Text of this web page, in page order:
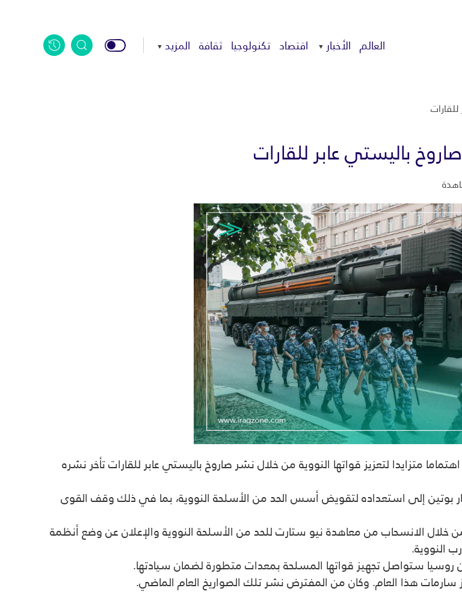
العالم الأخبار اقتصاد تكنولوجيا ثقافة المزيد
باليستي عابر للقارات
متزايدا لتعزيز قواتها النووية من خلال نشر صاروخ باليستي عابر للقارات تأخر نشره
بوتين إلى استعداده لتقويض أسس الحد من الأسلحة النووية، بما في ذلك وقف القوى
خلال الانسحاب من معاهدة نيو ستارت للحد من الأسلحة النووية والإعلان عن وضع أنظمة
النووية.
ستواصل تجهيز قواتها المسلحة بمعدات متطورة لضمان سيادتها.
هذا العام. وكان من المفترض نشر تلك الصواريخ العام الماضي.